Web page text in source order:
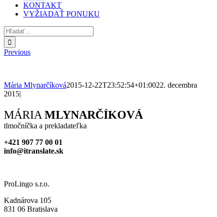
KONTAKT
VYŽIADAŤ PONUKU
Hľadať:
Previous
Mária Mlynarčíková2015-12-22T23:52:54+01:0022. decembra
2015|
Facebook
X
Reddit
LinkedIn
WhatsApp
Tumblr
Pinterest
Vk
Xing
Email
MÁRIAMLYNARČÍKOVÁ
tlmočníčka a prekladateľka
+421 907 77 00 01
info@itranslate.sk
ProLingo s.r.o.
Kadnárova 105
831 06 Bratislava